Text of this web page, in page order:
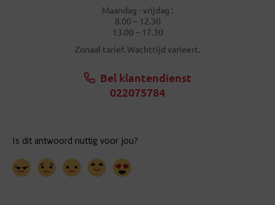
Maandag - vrijdag :
8.00 – 12.30
13.00 – 17.30
Zonaal tarief. Wachttijd varieert.
Bel klantendienst
022075784